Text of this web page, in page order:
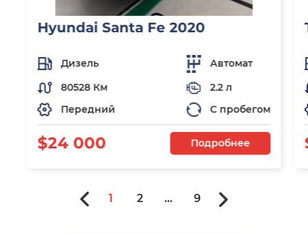
Hyundai Santa Fe 2020
Дизель
Автомат
80528 Км
2.2 л
Передний
С пробегом
$24 000 Подробнее
1 2 ... 9